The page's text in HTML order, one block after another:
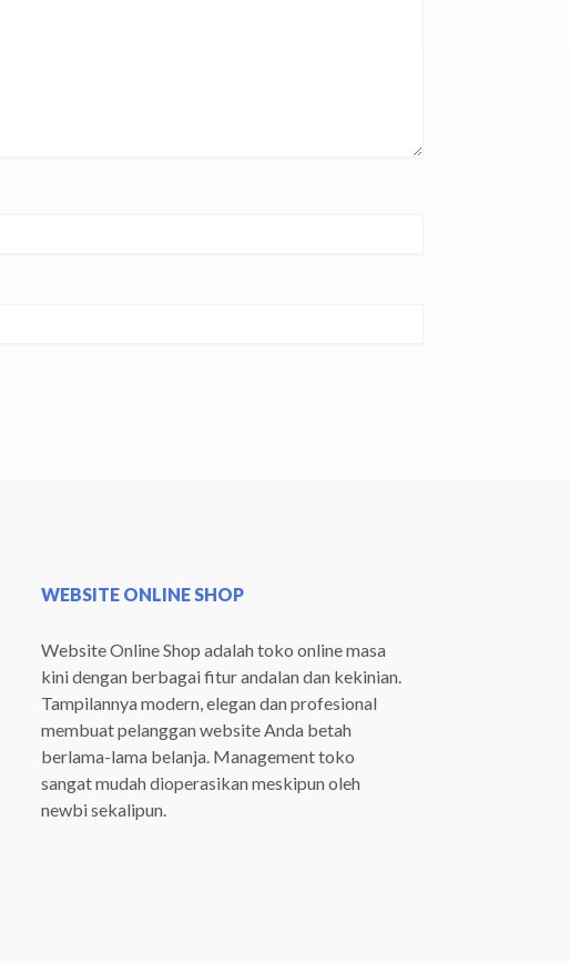
WEBSITE ONLINE SHOP
Website Online Shop adalah toko online masa
kini dengan berbagai fitur andalan dan kekinian.
Tampilannya modern, elegan dan profesional
membuat pelanggan website Anda betah
berlama-lama belanja. Management toko
sangat mudah dioperasikan meskipun oleh
newbi sekalipun.